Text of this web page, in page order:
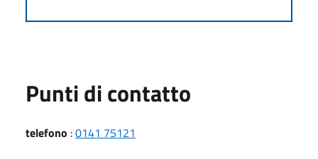
Punti di contatto
telefono :0141 75121